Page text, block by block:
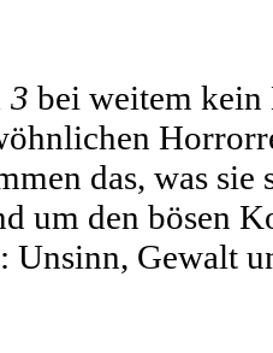
3 bei weitem
das, was sie
um den bösen
Unsinn, Gewalt